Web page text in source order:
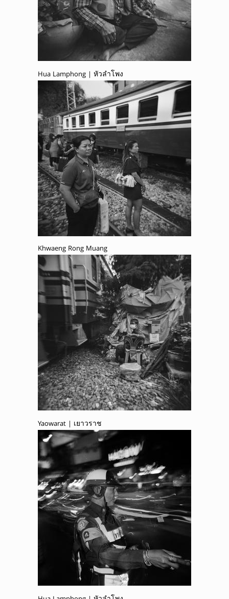
Hua Lamphong | หัวลำโพง
Khwaeng Rong Muang
Yaowarat | เยาวราช